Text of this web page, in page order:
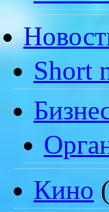
Short
Кино